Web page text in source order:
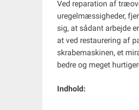
Ved reparation af
uregelmæssigheder,
sig, at sådant arbejde
at ved restaurering af
skrabemaskinen, et
bedre og meget
Indhold: